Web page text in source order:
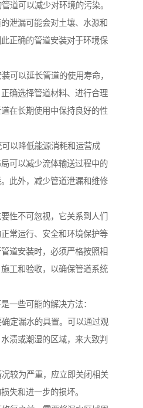
道可以减少对环境的污染。
泄漏可能会对土壤、水源和
正确的管道安装对于环境保
可以延长管道的使用寿命，
确选择管道材料、进行合理
在长期使用中保持良好的性
以降低能源消耗和运营成
可以减少流体输送过程中的
此外，减少管道泄漏和维修
性不可忽视，它关系到人们
常运行、安全和环境保护等
道安装时，必须严格按照相
工和验收，以确保管道系统
一些可能的解决方法：
定漏水的具置。可以通过观
渍或潮湿的区域，来大致判
较为严重，应立即关闭相关
失和进一步的损坏。